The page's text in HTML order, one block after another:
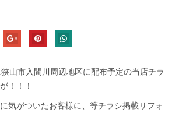
山市入間川周辺地区に配布予定の当店チラ
！！！
気がついたお客様に、等チラシ掲載リフォ